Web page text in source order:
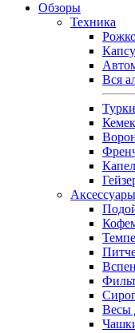
Обзоры
Техника
Вся
Турки
Аксессуары
Весы